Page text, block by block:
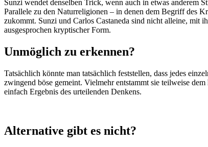
Sunzi wendet denselben Trick, wenn auch in etwas anderem
Parallele zu den Naturreligionen – in denen dem Begriff des
zukommt. Sunzi und Carlos Castaneda sind nicht alleine, mit
ausgesprochen kryptischer Form.
Unmöglich zu erkennen?
Tatsächlich könnte man tatsächlich feststellen, dass jedes
zwingend böse gemeint. Vielmehr entstammt sie teilweise
einfach Ergebnis des urteilenden Denkens.
Alternative gibt es nicht?